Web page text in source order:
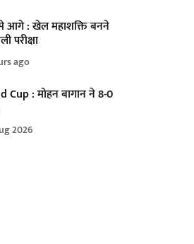
आगे : खेल महाशक्ति बनने
परीक्षा
ago
Cup : मोहन बागान ने 8-0
2026